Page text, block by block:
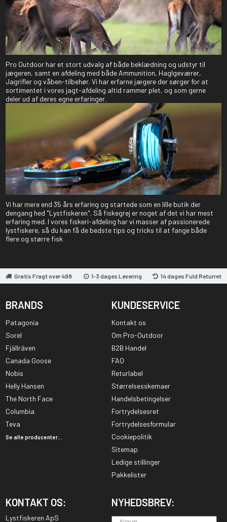
Pro Outdoor har et stort udvalg af både beklædning og udstyr til
jægeren, samt en afdeling med både Ammunition, Haglgeværer,
Jagrifler og våben-tilbehør. Vi har erfarne jægere der sørger for at
sortimentet i vores jagt-afdeling altid rammer plet, og som gerne
deler ud af deres egne erfaringer.
Vi har mere end 35 års erfaring og startede som en lille butik der
dengang hed "Lystfiskeren". Så fiskegrej er noget af det vi har mest
erfaring med. I vores fiskeri-afdeling har vi masser af passionerede
lystfiskere, så du kan få de bedste tips og tricks til at fange både
flere og større fisk
Gratis Fragt over 499 1-3 dages Levering 14 dages Fuld Returret
BRANDS
Patagonia
Sorel
Fjällräven
Canada Goose
Nobis
Helly Hansen
The North Face
Columbia
Teva
Se alle producenter...
KUNDESERVICE
Kontakt os
Om Pro-Outdoor
B2B Handel
FAQ
Returlabel
Størrelsesskemaer
Handelsbetingelser
Fortrydelsesret
Fortrydelsesformular
Cookiepolitik
Sitemap
Ledige stillinger
Pakkelister
KONTAKT OS:
Lystfiskeren ApS
NYHEDSBREV: